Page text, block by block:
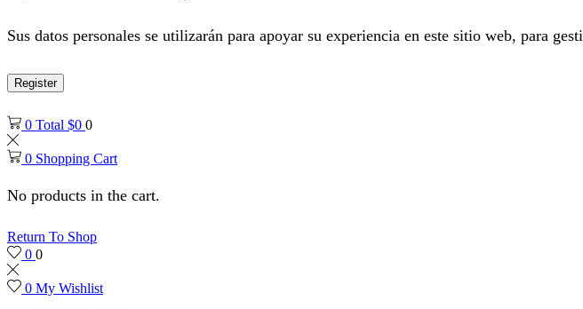
Sus datos personales se utilizarán para apoyar su experiencia en este sitio web, para
Register
0 Total $0 0
0 Shopping Cart
No products in the cart.
Return To Shop
0 0
0 My Wishlist